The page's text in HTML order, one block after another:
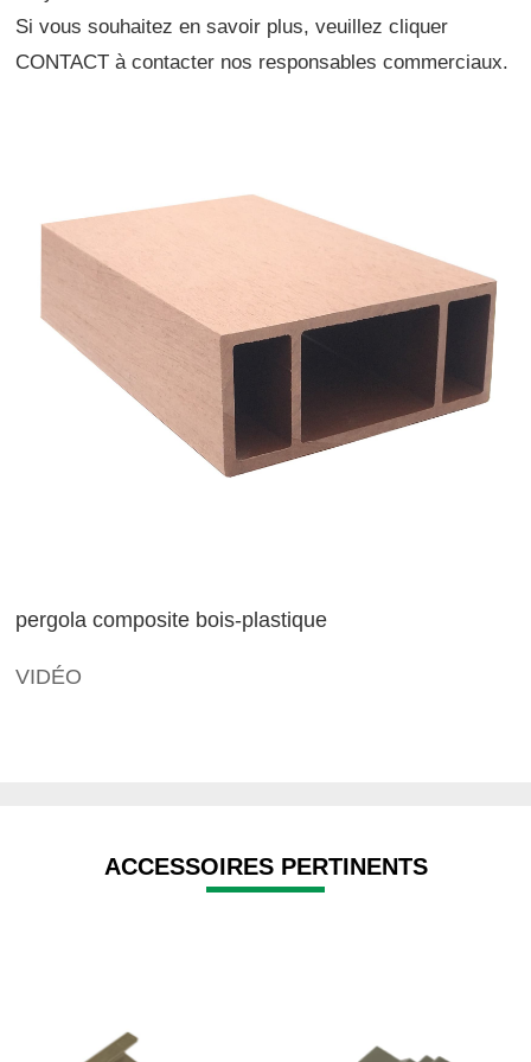
Si vous souhaitez en savoir plus, veuillez cliquer
CONTACT à contacter nos responsables commerciaux.
pergola composite bois-plastique
VIDÉO
ACCESSOIRES PERTINENTS